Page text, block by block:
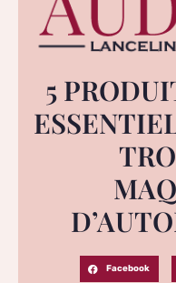
5
Facebook